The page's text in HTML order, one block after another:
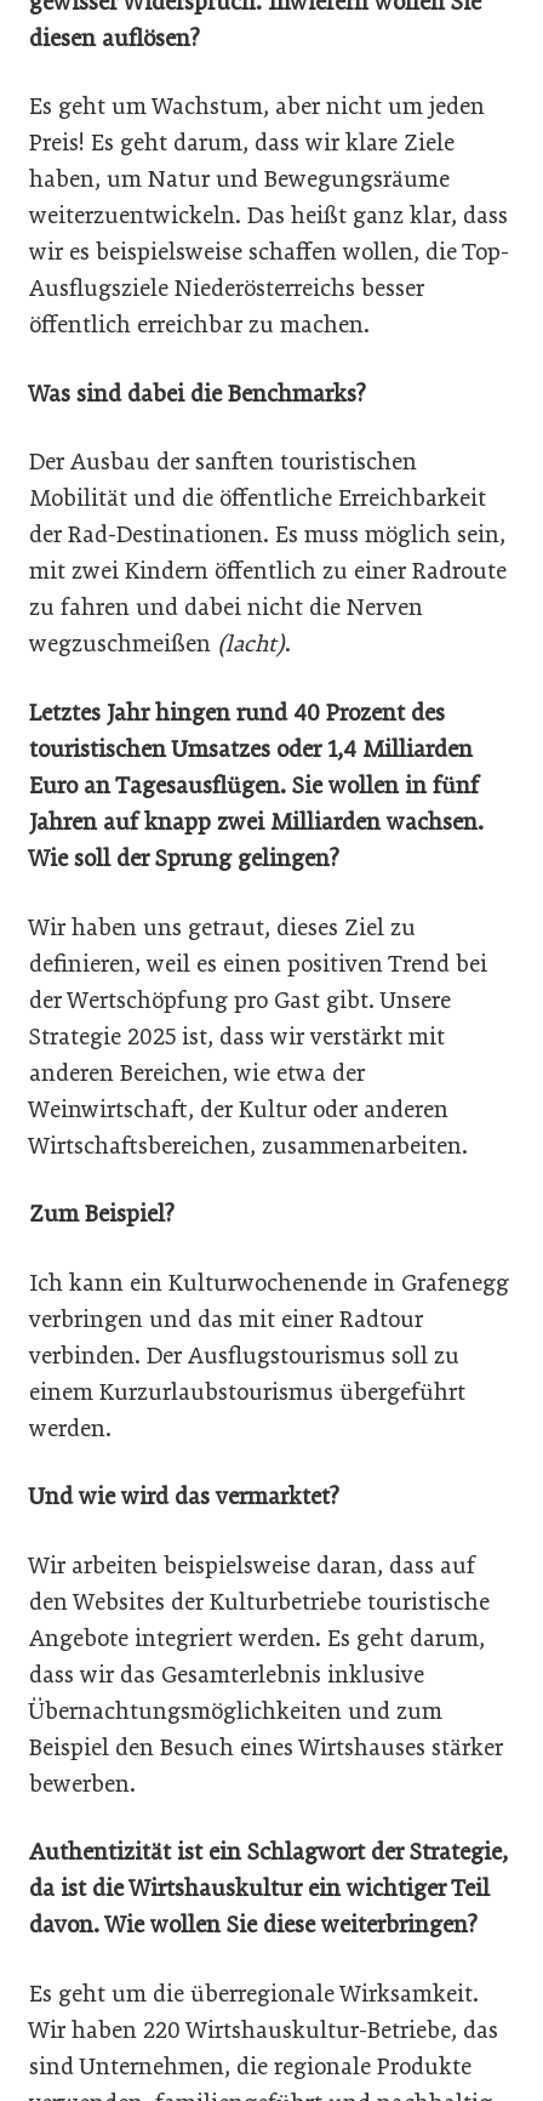
diesen auflösen?
Es geht um Wachstum, aber nicht um jeden
Preis! Es geht darum, dass wir klare Ziele
haben, um Natur und Bewegungsräume
weiterzuentwickeln. Das heißt ganz klar, dass
wir es beispielsweise schaffen wollen, die Top-
Ausflugsziele Niederösterreichs besser
öffentlich erreichbar zu machen.
Was sind dabei die Benchmarks?
Der Ausbau der sanften touristischen
Mobilität und die öffentliche Erreichbarkeit
der Rad-Destinationen. Es muss möglich sein,
mit zwei Kindern öffentlich zu einer Radroute
zu fahren und dabei nicht die Nerven
wegzuschmeißen (lacht).
Letztes Jahr hingen rund 40 Prozent des
touristischen Umsatzes oder 1,4 Milliarden
Euro an Tagesausflügen. Sie wollen in fünf
Jahren auf knapp zwei Milliarden wachsen.
Wie soll der Sprung gelingen?
Wir haben uns getraut, dieses Ziel zu
definieren, weil es einen positiven Trend bei
der Wertschöpfung pro Gast gibt. Unsere
Strategie 2025 ist, dass wir verstärkt mit
anderen Bereichen, wie etwa der
Weinwirtschaft, der Kultur oder anderen
Wirtschaftsbereichen, zusammenarbeiten.
Zum Beispiel?
Ich kann ein Kulturwochenende in Grafenegg
verbringen und das mit einer Radtour
verbinden. Der Ausflugstourismus soll zu
einem Kurzurlaubstourismus übergeführt
werden.
Und wie wird das vermarktet?
Wir arbeiten beispielsweise daran, dass auf
den Websites der Kulturbetriebe touristische
Angebote integriert werden. Es geht darum,
dass wir das Gesamterlebnis inklusive
Übernachtungsmöglichkeiten und zum
Beispiel den Besuch eines Wirtshauses stärker
bewerben.
Authentizität ist ein Schlagwort der Strategie,
da ist die Wirtshauskultur ein wichtiger Teil
davon. Wie wollen Sie diese weiterbringen?
Es geht um die überregionale Wirksamkeit.
Wir haben 220 Wirtshauskultur-Betriebe, das
sind Unternehmen, die regionale Produkte